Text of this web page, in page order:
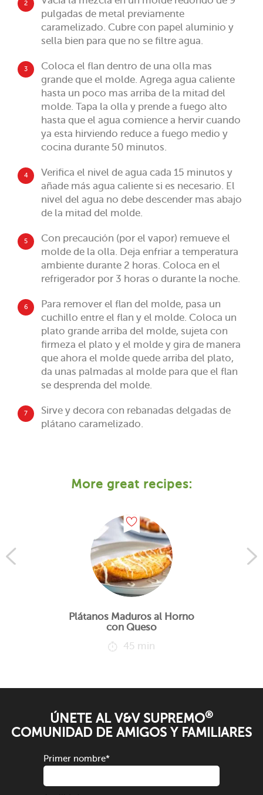
2
pulgadas de metal previamente
caramelizado. Cubre con papel aluminio y
sella bien para que no se filtre agua.
3
Coloca el flan dentro de una olla mas
grande que el molde. Agrega agua caliente
hasta un poco mas arriba de la mitad del
molde. Tapa la olla y prende a fuego alto
hasta que el agua comience a hervir cuando
ya esta hirviendo reduce a fuego medio y
cocina durante 50 minutos.
4
Verifica el nivel de agua cada 15 minutos y
añade más agua caliente si es necesario. El
nivel del agua no debe descender mas abajo
de la mitad del molde.
5
Con precaución (por el vapor) remueve el
molde de la olla. Deja enfriar a temperatura
ambiente durante 2 horas. Coloca en el
refrigerador por 3 horas o durante la noche.
6
Para remover el flan del molde, pasa un
cuchillo entre el flan y el molde. Coloca un
plato grande arriba del molde, sujeta con
firmeza el plato y el molde y gira de manera
que ahora el molde quede arriba del plato,
da unas palmadas al molde para que el flan
se desprenda del molde.
7
Sirve y decora con rebanadas delgadas de
plátano caramelizado.
More great recipes:
Plátanos Maduros al Horno
con Queso
45 min
ÚNETE AL V&V SUPREMO®
COMUNIDAD DE AMIGOS Y FAMILIARES
Primer nombre*